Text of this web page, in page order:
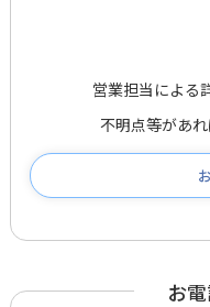
営業担当による
不明点等があ
お